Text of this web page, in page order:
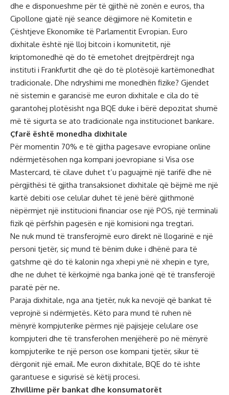
dhe e disponueshme për të gjithë në zonën e euros, tha
Cipollone gjatë një seance dëgjimore në Komitetin e
Çështjeve Ekonomike të Parlamentit Evropian. Euro
dixhitale është një lloj bitcoin i komunitetit, një
kriptomonedhë që do të emetohet drejtpërdrejt nga
instituti i Frankfurtit dhe që do të plotësojë kartëmonedhat
tradicionale. Dhe ndryshimi me monedhën fizike? Gjendet
në sistemin e garancisë me euron dixhitale e cila do të
garantohej plotësisht nga BQE duke i bërë depozitat shumë
më të sigurta se ato tradicionale nga institucionet bankare.
Çfarë është monedha dixhitale
Për momentin 70% e të gjitha pagesave evropiane online
ndërmjetësohen nga kompani joevropiane si Visa ose
Mastercard, të cilave duhet t’u paguajmë një tarifë dhe në
përgjithësi të gjitha transaksionet dixhitale që bëjmë me një
kartë debiti ose celular duhet të jenë bërë gjithmonë
nëpërmjet një institucioni financiar ose një POS, një terminali
fizik që përfshin pagesën e një komisioni nga tregtari.
Ne nuk mund të transferojmë euro direkt në llogarinë e një
personi tjetër, siç mund të bënim duke i dhënë para të
gatshme që do të kalonin nga xhepi ynë në xhepin e tyre,
dhe ne duhet të kërkojmë nga banka jonë që të transferojë
paratë për ne.
Paraja dixhitale, nga ana tjetër, nuk ka nevojë që bankat të
veprojnë si ndërmjetës. Këto para mund të ruhen në
mënyrë kompjuterike përmes një pajisjeje celulare ose
kompjuteri dhe të transferohen menjëherë po në mënyrë
kompjuterike te një person ose kompani tjetër, sikur të
dërgonit një email. Me euron dixhitale, BQE do të ishte
garantuese e sigurisë së këtij procesi.
Zhvillime për bankat dhe konsumatorët